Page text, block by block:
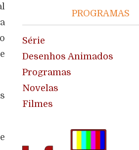
PROGRAMAS
Série
Desenhos Animados
Programas
Novelas
Filmes